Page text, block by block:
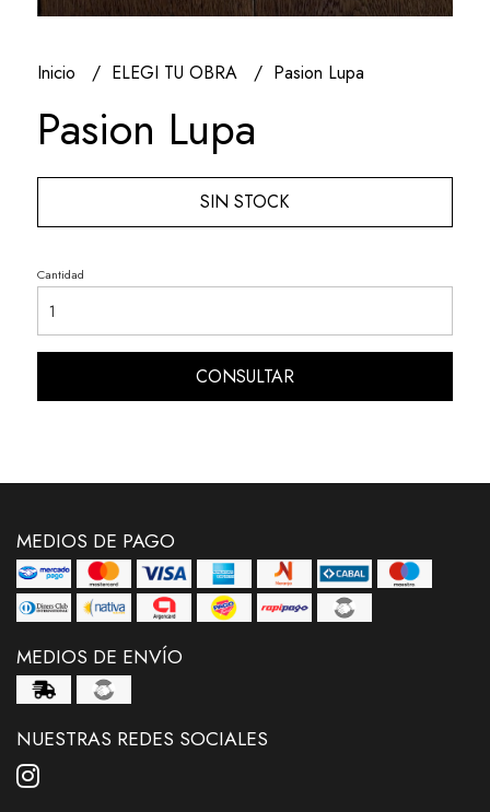
Inicio ELEGI TU OBRA Pasion Lupa
Pasion Lupa
SIN STOCK
Cantidad
CONSULTAR
MEDIOS DE PAGO
MEDIOS DE ENVÍO
NUESTRAS REDES SOCIALES